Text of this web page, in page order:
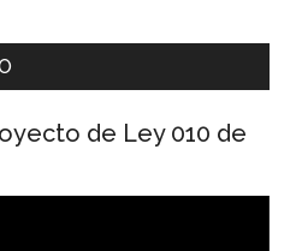
de Ley 010 de